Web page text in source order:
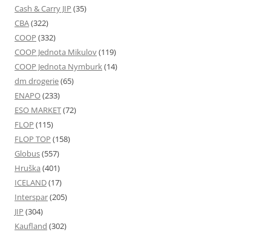
Cash & Carry JIP (35)
CBA(322)
COOP (332)
COOP Jednota Mikulov(119)
COOP Jednota Nymburk(14)
dm drogerie(65)
ENAPO(233)
ESO MARKET(72)
FLOP (115)
FLOP TOP (158)
Globus(557)
Hruška (401)
ICELAND(17)
Interspar(205)
JIP (304)
Kaufland (302)